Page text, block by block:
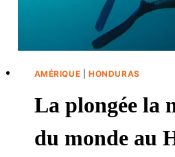
AMÉRIQUE |HONDURAS
La plongée la
du monde au